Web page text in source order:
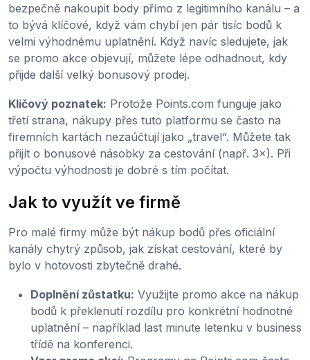
bezpečně nakoupit body přímo z legitimního kanálu – a
to bývá klíčové, když vám chybí jen pár tisíc bodů k
velmi výhodnému uplatnění. Když navíc sledujete, jak
se promo akce objevují, můžete lépe odhadnout, kdy
přijde další velký bonusový prodej.
Klíčový poznatek: Protože Points.com funguje jako
třetí strana, nákupy přes tuto platformu se často na
firemních kartách nezaúčtují jako „travel“. Můžete tak
přijít o bonusové násobky za cestování (např. 3×). Při
výpočtu výhodnosti je dobré s tím počítat.
Jak to využít ve firmě
Pro malé firmy může být nákup bodů přes oficiální
kanály chytrý způsob, jak získat cestování, které by
bylo v hotovosti zbytečně drahé.
Doplnění zůstatku: Využijte promo akce na nákup
bodů k překlenutí rozdílu pro konkrétní hodnotné
uplatnění – například last minute letenku v business
třídě na konferenci.